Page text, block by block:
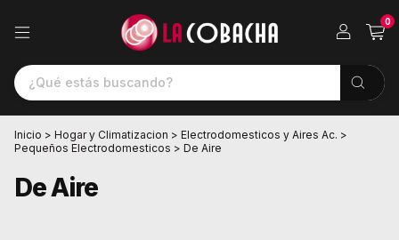
0
Inicio > Hogar y Climatizacion > Electrodomesticos y Aires Ac. >
Pequeños Electrodomesticos > De Aire
De Aire